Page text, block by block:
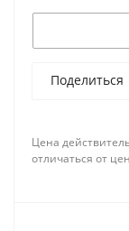
Поделиться
Цена
отличаться от